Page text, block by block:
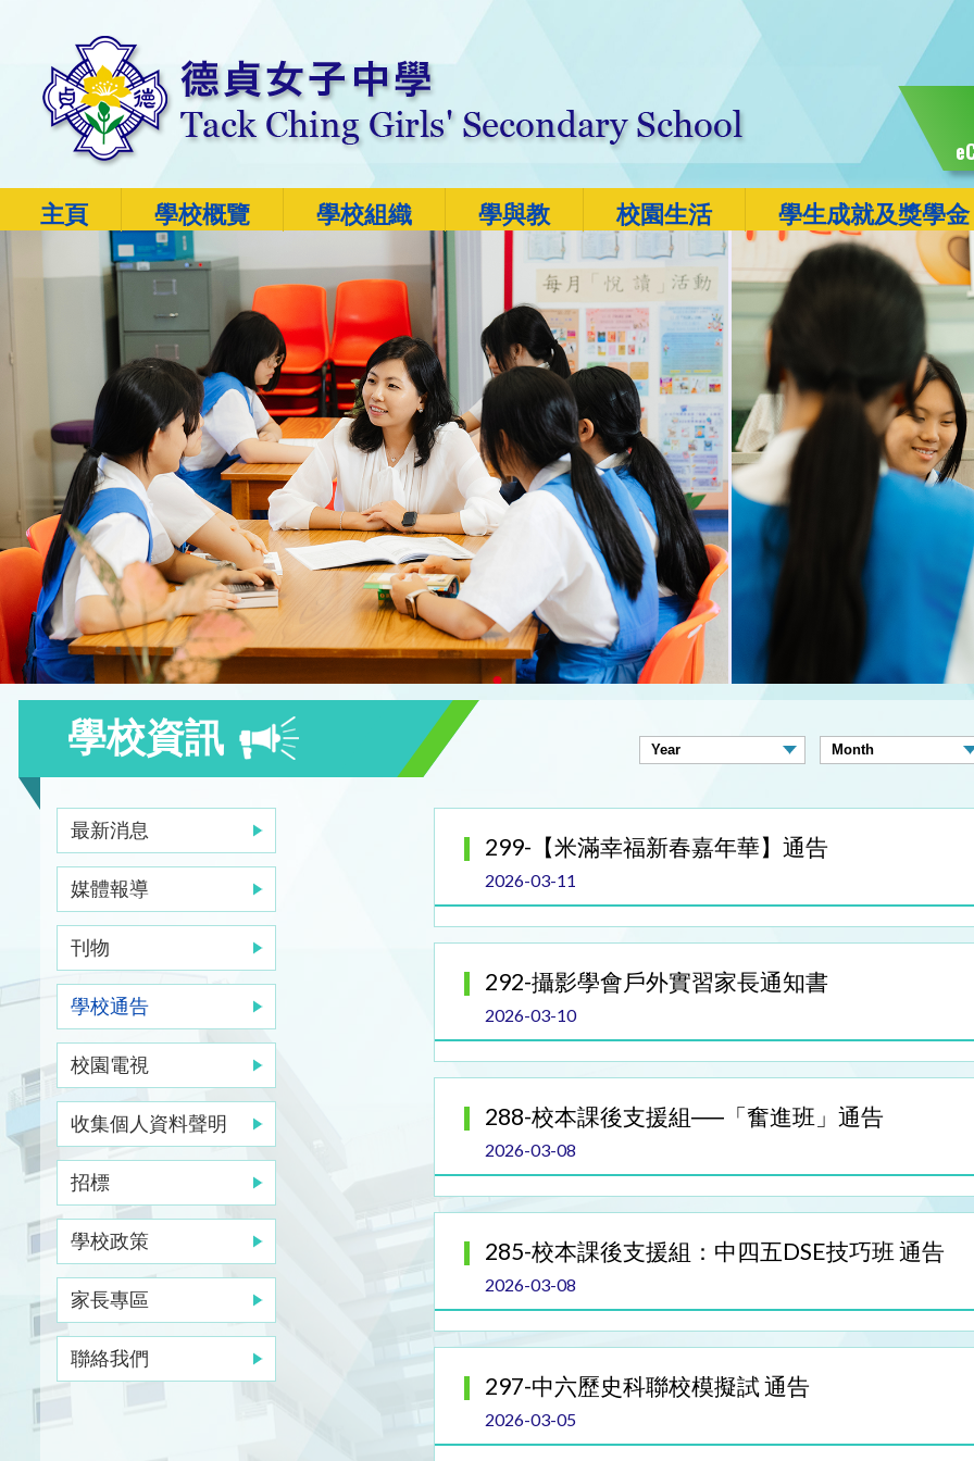
主頁 學校概覽 學校組織 學與教 校園生活 學生成就及獎學金
學校資訊
最新消息
媒體報導
刊物
學校通告
校園電視
收集個人資料聲明
招標
學校政策
家長專區
聯絡我們
299-【米滿幸福新春嘉年華】通告
2026-03-11
292-攝影學會戶外實習家長通知書
2026-03-10
288-校本課後支援組──「奮進班」通告
2026-03-08
285-校本課後支援組：中四五DSE技巧班 通告
2026-03-08
297-中六歷史科聯校模擬試 通告
2026-03-05